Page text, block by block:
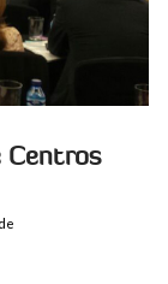
Centros